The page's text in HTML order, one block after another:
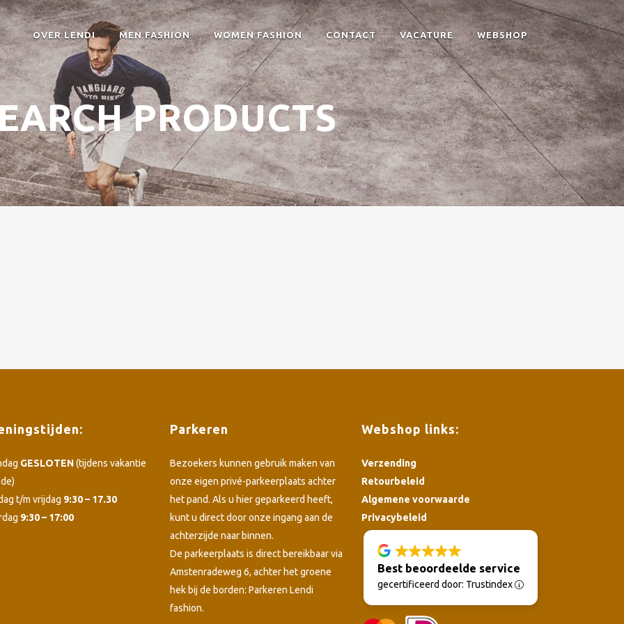
OVER LENDI MEN FASHION WOMEN FASHION CONTACT VACATURE WEBSHOP
PRODUCTS
GESLOTEN(tijdens vakantie
t/m vrijdag 9:30 – 17.30
9:30 – 17:00
Parkeren
Bezoekers kunnen gebruik maken van
onze eigen privé-parkeerplaats achter
het pand. Als u hier geparkeerd heeft,
kunt u direct door onze ingang aan de
achterzijde naar binnen.
De parkeerplaats is direct bereikbaar via
Amstenradeweg 6, achter het groene
hek bij de borden: Parkeren Lendi
fashion.
Webshop links:
Verzending
Retourbeleid
Algemene voorwaarde
Privacybeleid
Best beoordeelde service
gecertificeerd door: Trustindex